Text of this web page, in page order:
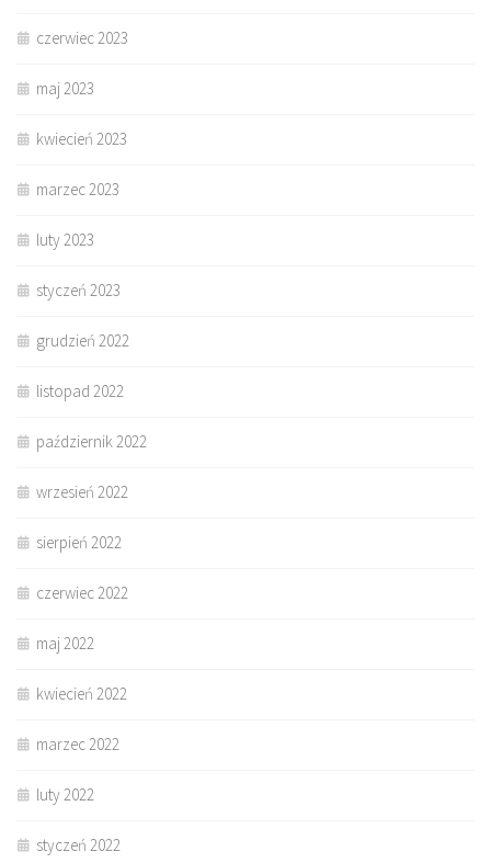
czerwiec 2023
maj 2023
kwiecień 2023
marzec 2023
luty 2023
styczeń 2023
grudzień 2022
listopad 2022
październik 2022
wrzesień 2022
sierpień 2022
czerwiec 2022
maj 2022
kwiecień 2022
marzec 2022
luty 2022
styczeń 2022